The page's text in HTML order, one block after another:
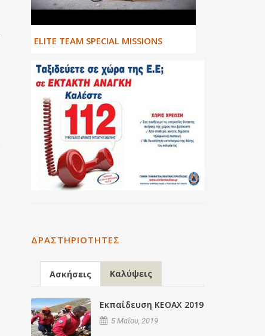
ΕLITE TEAM SPECIAL MISSIONS
ΔΡΑΣΤΗΡΙΌΤΗΤΕΣ
Ασκήσεις Καλύψεις
Εκπαίδευση ΚΕΟΑΧ 2019
5 Μαΐου, 2019